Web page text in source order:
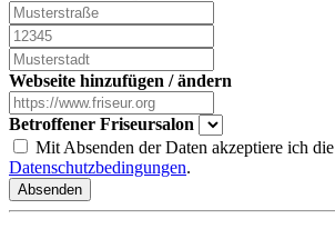
Webseite hinzufügen / ändern
Betroffener Friseursalon
Mit Absenden der Daten akzeptiere ich die
Datenschutzbedingungen.
Absenden